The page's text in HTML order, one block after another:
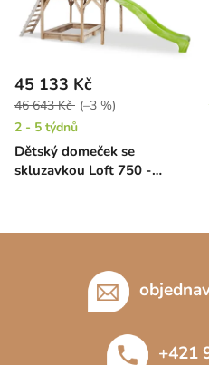
Dětský domeček se
skluzavkou Loft 750 -
45 133 Kč
46 643 Kč (–3 %)
2 - 5 týdnů
+421